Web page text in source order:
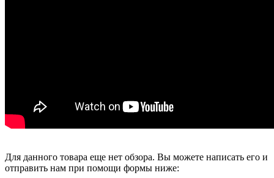
Для данного товара еще нет обзора. Вы можете написать его и
отправить нам при помощи формы ниже: